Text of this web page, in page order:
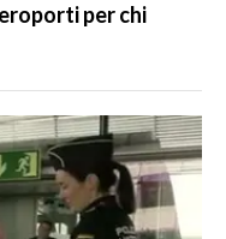
per chi